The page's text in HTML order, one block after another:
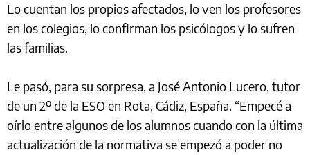
Lo cuentan los propios afectados, lo ven los profesores
en los colegios, lo confirman los psicólogos y lo sufren
las familias.
Le pasó, para su sorpresa, a José Antonio Lucero, tutor
de un 2º de la ESO en Rota, Cádiz, España. “Empecé a
oírlo entre algunos de los alumnos cuando con la última
actualización de la normativa se empezó a poder no